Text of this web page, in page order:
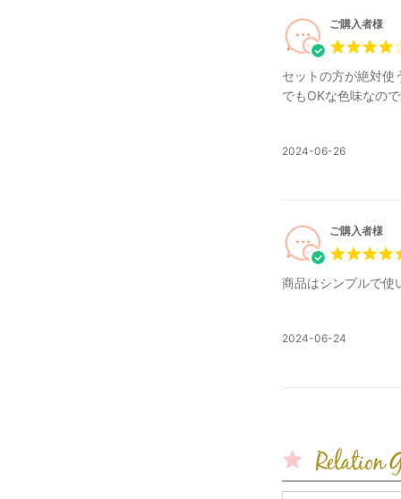
ご購入者様
セットの方が絶対使
でもOKな色味なの
公
2024-06-26
ご購入者様
商品はシンプルで使
公
2024-06-24